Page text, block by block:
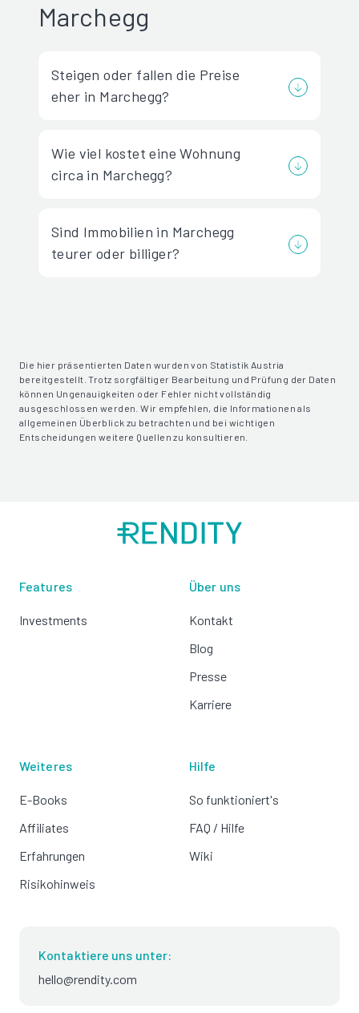
Marchegg
Steigen oder fallen die Preise
eher in Marchegg?
Wie viel kostet eine Wohnung
circa in Marchegg?
Sind Immobilien in Marchegg
teurer oder billiger?
Die hier präsentierten Daten wurden von Statistik Austria
bereitgestellt. Trotz sorgfältiger Bearbeitung und Prüfung der Daten
können Ungenauigkeiten oder Fehler nicht vollständig
ausgeschlossen werden. Wir empfehlen, die Informationen als
allgemeinen Überblick zu betrachten und bei wichtigen
Entscheidungen weitere Quellen zu konsultieren.
Features
Investments
Über uns
Kontakt
Blog
Presse
Karriere
Weiteres
E-Books
Affiliates
Erfahrungen
Risikohinweis
Hilfe
So funktioniert's
FAQ / Hilfe
Wiki
Kontaktiere uns unter:
hello@rendity.com